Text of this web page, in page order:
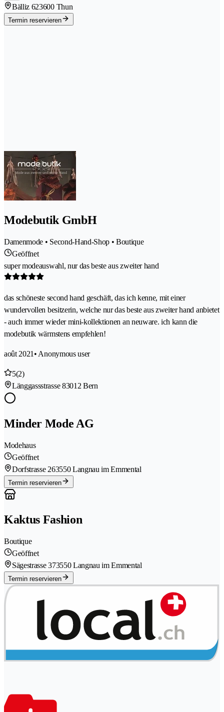
Bälliz 623600 Thun
Termin reservieren
Modebutik GmbH
Damenmode • Second-Hand-Shop • Boutique
Geöffnet
super modeauswahl, nur das beste aus zweiter hand
das schöneste second hand geschäft, das ich kenne, mit einer
wundervollen besitzerin, welche nur das beste aus zweiter hand anbietet
- auch immer wieder mini-kollektionen an neuware. ich kann die
modebutik wärmstens empfehlen!
août 2021 • Anonymous user
5(2)
Länggassstrasse 83012 Bern
Minder Mode AG
Modehaus
Geöffnet
Dorfstrasse 263550 Langnau im Emmental
Termin reservieren
Kaktus Fashion
Boutique
Geöffnet
Sägestrasse 373550 Langnau im Emmental
Termin reservieren